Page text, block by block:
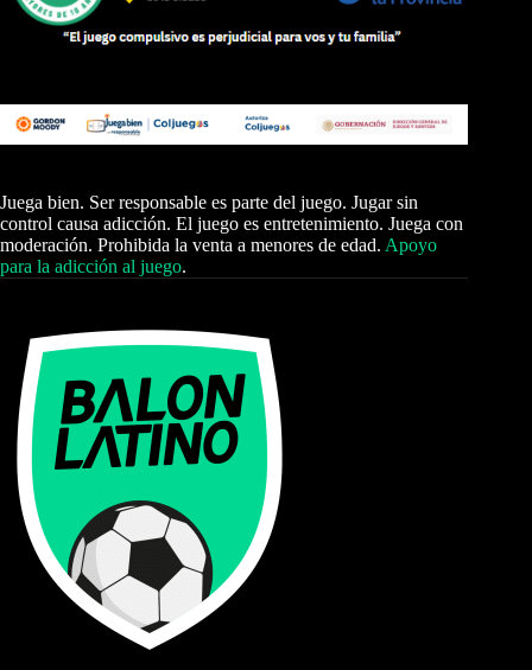
Juega bien. Ser responsable es parte del juego. Jugar sin
control causa adicción. El juego es entretenimiento. Juega con
moderación. Prohibida la venta a menores de edad. Apoyo
para la adicción al juego.